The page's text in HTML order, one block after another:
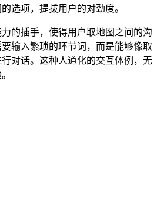
选项，提拔用户的对劲度。
插手，使得用户取地图之间的沟
输入繁琐的环节词，而是能够像取
对话。这种人道化的交互体例，无